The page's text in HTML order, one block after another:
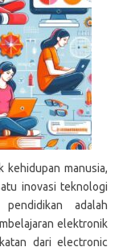
kehidupan manusia,
inovasi teknologi
adalah
elektronik
dari electronic